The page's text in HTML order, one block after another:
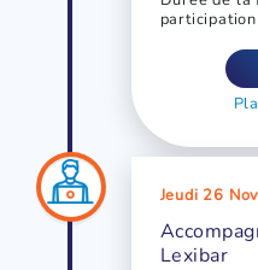
Jeudi 26
Lexibar